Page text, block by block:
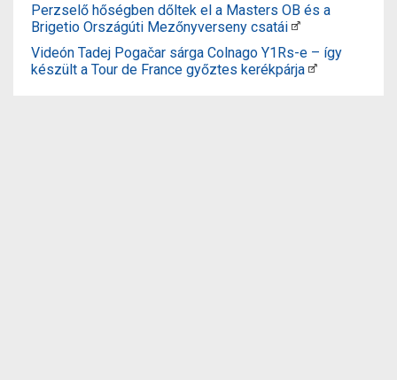
Perzselő hőségben dőltek el a Masters OB és a
Brigetio Országúti Mezőnyverseny csatái
Videón Tadej Pogačar sárga Colnago Y1Rs-e – így
készült a Tour de France győztes kerékpárja